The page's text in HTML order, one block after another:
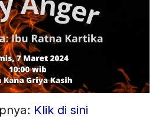
Klik di sini